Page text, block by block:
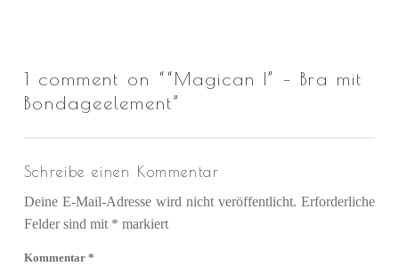
1 comment on “ “Magican I” – Bra mit
Bondageelement”
Schreibe einen Kommentar
Deine E-Mail-Adresse wird nicht veröffentlicht. Erforderliche
Felder sind mit * markiert
Kommentar *